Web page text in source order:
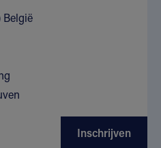
België
Inschrijven